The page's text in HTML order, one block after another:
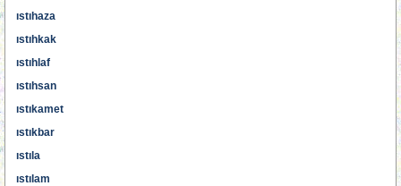
ıstıhaza
ıstıhkak
ıstıhlaf
ıstıhsan
ıstıkamet
ıstıkbar
ıstıla
ıstılam